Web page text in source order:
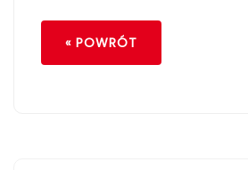
« POWRÓT